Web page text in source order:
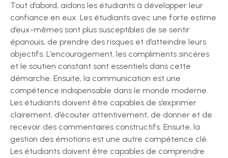
Tout d’abord, aidons les étudiants à développer leur
confiance en eux. Les étudiants avec une forte estime
d’eux-mêmes sont plus susceptibles de se sentir
épanouis, de prendre des risques et d’atteindre leurs
objectifs. L’encouragement, les compliments sincères
et le soutien constant sont essentiels dans cette
démarche. Ensuite, la communication est une
compétence indispensable dans le monde moderne.
Les étudiants doivent être capables de s’exprimer
clairement, d’écouter attentivement, de donner et de
recevoir des commentaires constructifs. Ensuite, la
gestion des émotions est une autre compétence clé.
Les étudiants doivent être capables de comprendre